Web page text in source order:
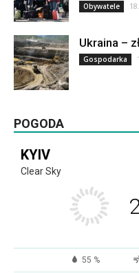
Obywatele
Ukraina –
Gospodarka
POGODA
KYIV
Clear Sky
55 %